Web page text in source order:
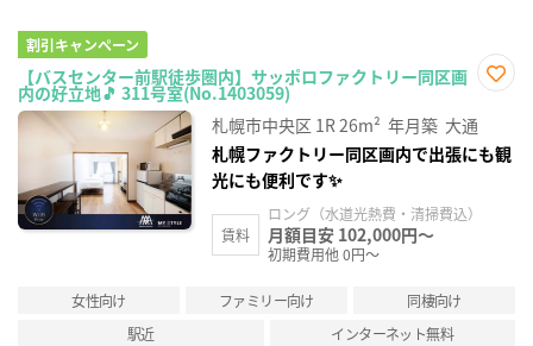
割引キャンペーン
【バスセンター前駅徒歩圏内】サッポロファクトリー同区画
内の好立地🎵 311号室(No.1403059)
録
札幌市中央区 1R26m² 年月築 大通
札幌ファクトリー同区画内で出張にも観
光にも便利です✨
賃料
ロング（水道光熱費・清掃費込）
月額目安 102,000円～
初期費用他 0円～
女性向け ファミリー向け
同棲向け
駅近
インターネット無料